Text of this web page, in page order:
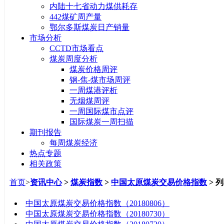
内陆十七省动力煤供耗存
442煤矿周产量
鄂尔多斯煤炭日产销量
市场分析
CCTD市场看点
煤炭周度分析
煤炭价格周评
钢-焦-煤市场周评
一周煤港评析
无烟煤周评
一周国际煤市点评
国际煤炭一周扫描
期刊报告
每周煤炭经济
热点专题
相关政策
首页>资讯中心> 煤炭指数 > 中国太原煤炭交易价格指数 >
中国太原煤炭交易价格指数（20180806）
中国太原煤炭交易价格指数（20180730）